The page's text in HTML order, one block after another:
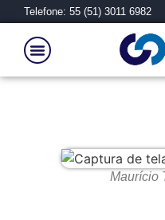
Telefone: 55 (51) 3011 6982
Maurício